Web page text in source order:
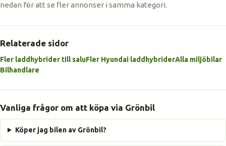
nedan för att se fler annonser i samma kategori.
Relaterade sidor
Fler laddhybrider till saluFler Hyundai laddhybriderAlla miljöbilar
Bilhandlare
Vanliga frågor om att köpa via Grönbil
Köper jag bilen av Grönbil?